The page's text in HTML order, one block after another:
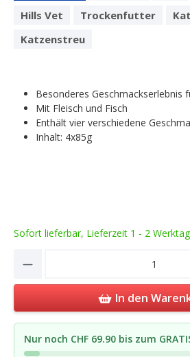
Hills Vet
Trockenfutter
Katzenstreu
Besonderes Geschmackserlebnis
Mit Fleisch und Fisch
Enthält vier verschiedene
Inhalt: 4x85g
Sofort lieferbar, Lieferzeit 1 - 2
Product Quantity:
In den
Nur noch CHF 69.90 bis zum